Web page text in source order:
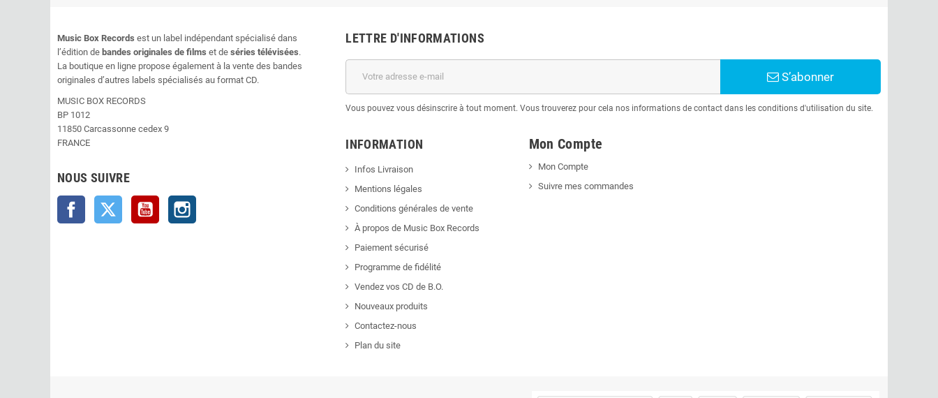
Music Box Records est un label indépendant spécialisé dans
l’édition de bandes originales de films et de séries télévisées.
La boutique en ligne propose également à la vente des bandes
originales d’autres labels spécialisés au format CD.
MUSIC BOX RECORDS
BP 1012
11850 Carcassonne cedex 9
FRANCE
NOUS SUIVRE
Facebook Twitter YouTube
LETTRE D'INFORMATIONS
S’abonner
Vous pouvez vous désinscrire à tout moment. Vous trouverez pour cela nos informations de contact dans les conditions d'utilisation du site.
INFORMATION
Infos Livraison
Mentions légales
Conditions générales de vente
À propos de Music Box Records
Paiement sécurisé
Programme de fidélité
Vendez vos CD de B.O.
Nouveaux produits
Contactez-nous
Plan du site
Mon Compte
Mon Compte
Suivre mes commandes